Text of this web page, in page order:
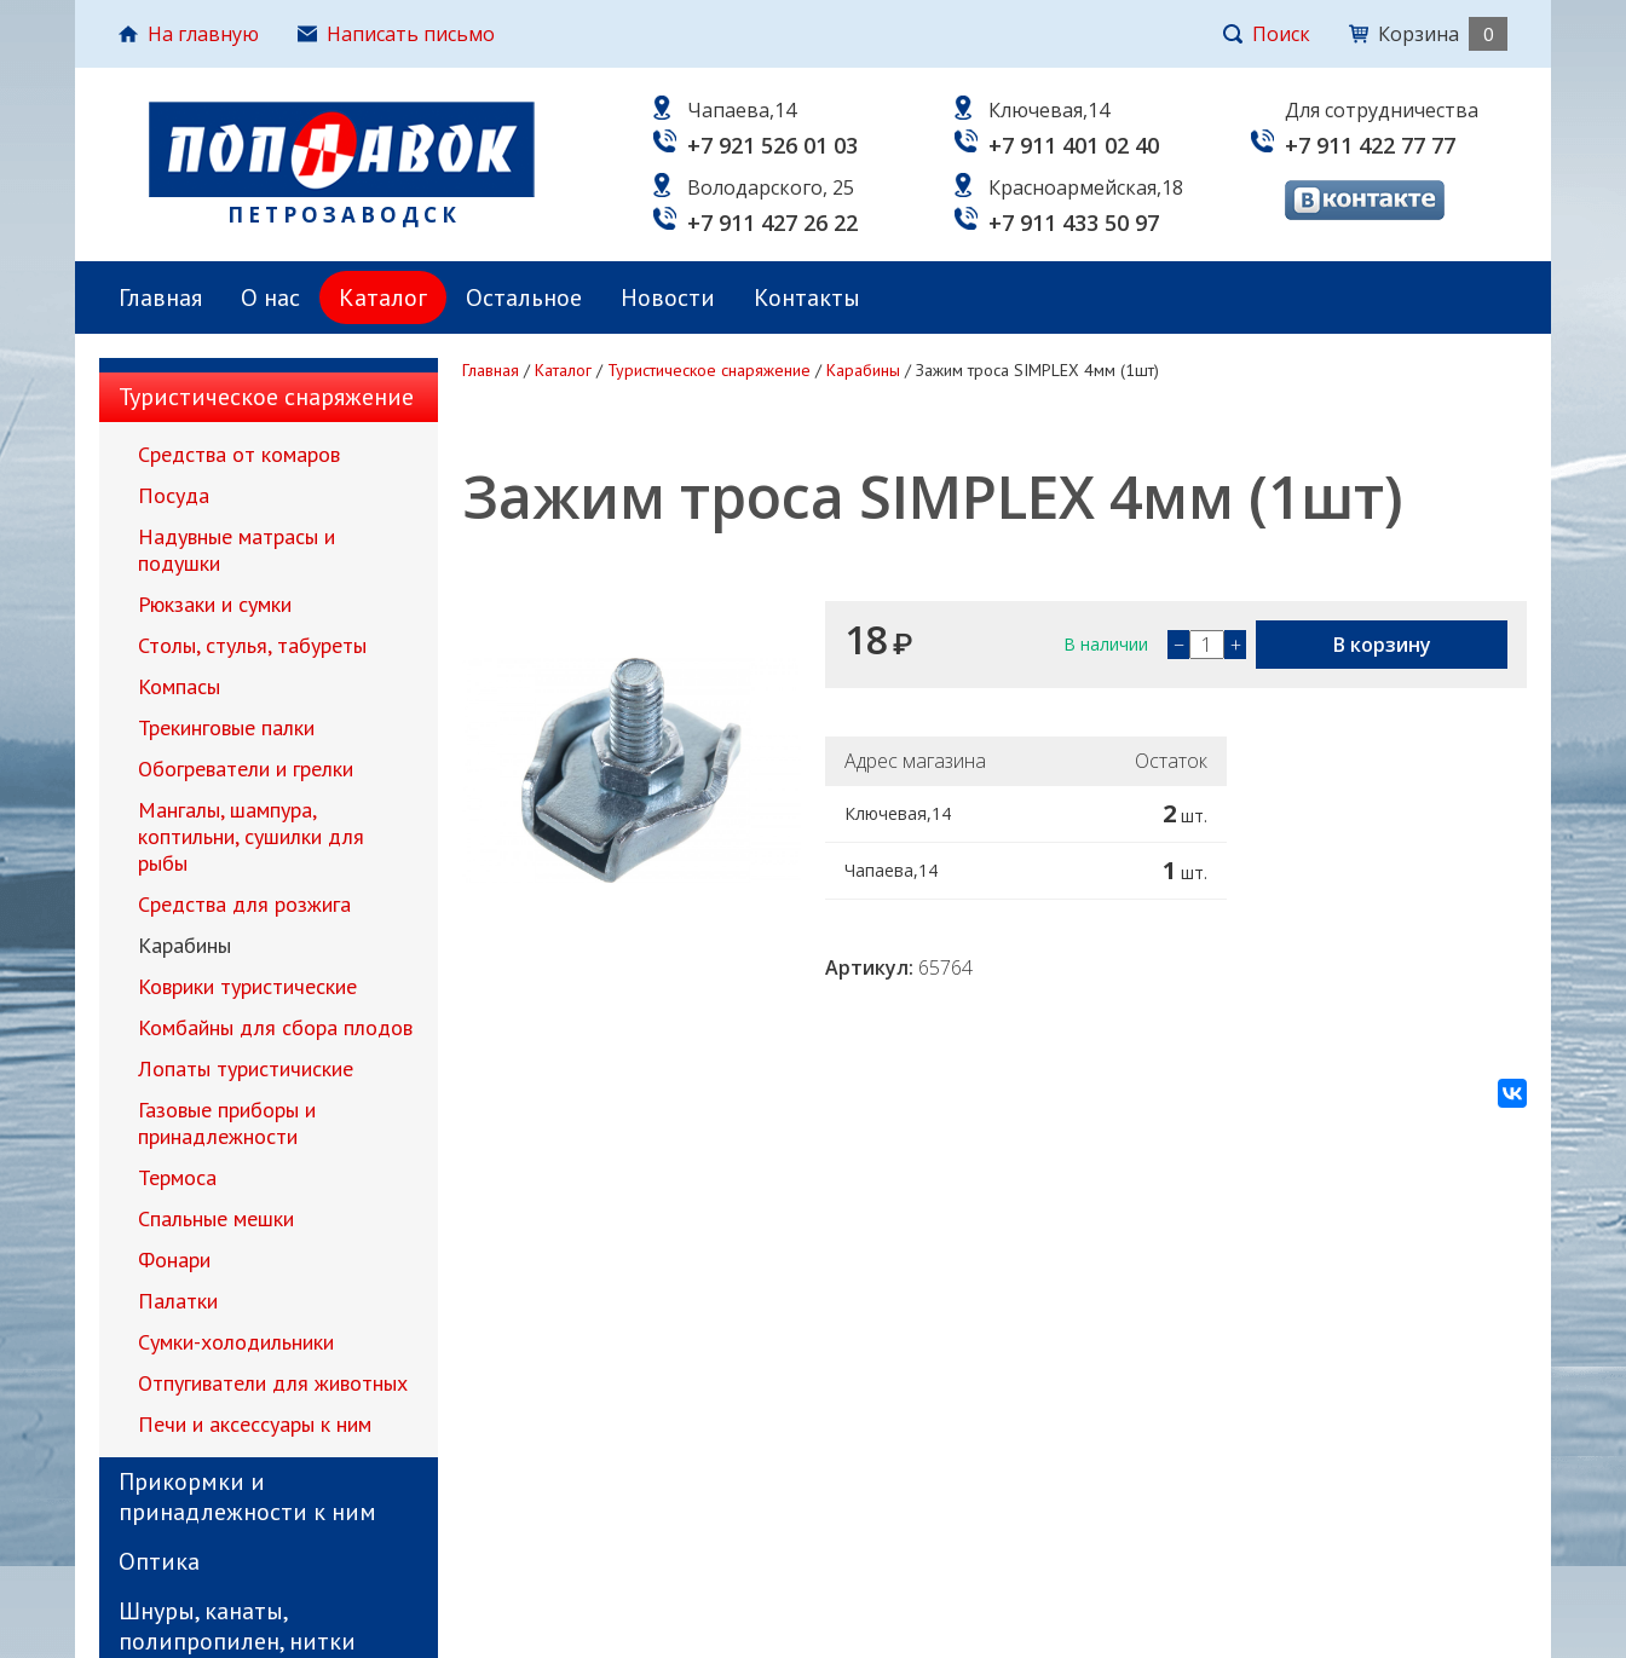
На главную Написать письмо Поиск Корзина 0
ПЕТРОЗАВОДСК
Чапаева,14
+7 921 526 01 03
Володарского, 25
+7 911 427 26 22
Ключевая,14
+7 911 401 02 40
Красноармейская,18
+7 911 433 50 97
Для сотрудничества
+7 911 422 77 77
Главная О нас Каталог Остальное Новости Контакты
Туристическое снаряжение
Средства от комаров
Посуда
Надувные матрасы и
подушки
Рюкзаки и сумки
Столы, стулья, табуреты
Компасы
Трекинговые палки
Обогреватели и грелки
Мангалы, шампура,
коптильни, сушилки для
рыбы
Средства для розжига
Карабины
Коврики туристические
Комбайны для сбора плодов
Лопаты туристичиские
Газовые приборы и
принадлежности
Термоса
Спальные мешки
Фонари
Палатки
Сумки-холодильники
Отпугиватели для животных
Печи и аксессуары к ним
Прикормки и
принадлежности к ним
Оптика
Шнуры, канаты,
полипропилен, нитки
Главная /Каталог / Туристическое снаряжение /Карабины /Зажим троса SIMPLEX 4мм (1шт)
Зажим троса SIMPLEX 4мм (1шт)
18₽ В наличии − + В корзину
Адрес магазина Остаток
Ключевая,14 2 шт.
Чапаева,14 1 шт.
Артикул: 65764